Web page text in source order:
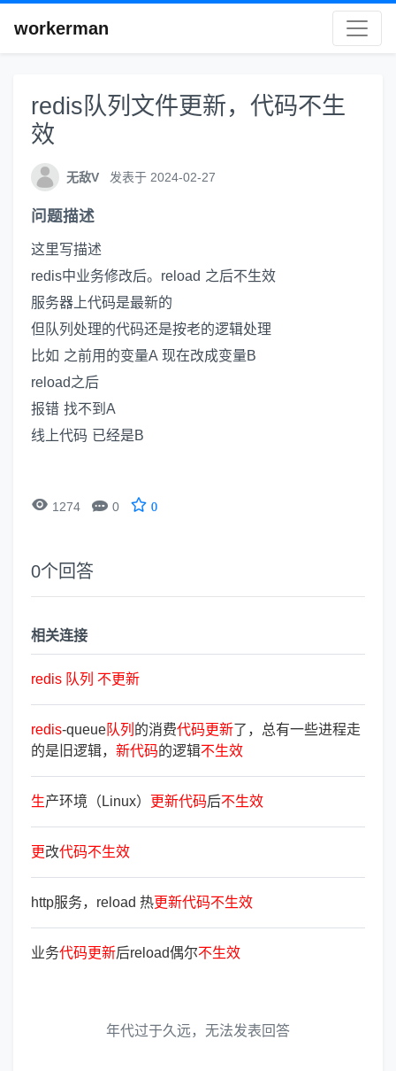
workerman
redis队列文件更新，代码不生
效
无敌V 发表于 2024-02-27
问题描述
这里写描述
redis中业务修改后。reload 之后不生效
服务器上代码是最新的
但队列处理的代码还是按老的逻辑处理
比如 之前用的变量A 现在改成变量B
reload之后
报错 找不到A
线上代码 已经是B
 1274  0 0
0个回答
相关连接
redis 队列 不更新
redis-queue队列 的消费代码更新了，总有一些进程走
的是旧逻辑， 新代码的逻辑不生效
生产环境（Linux） 更新代码后不生效
更改代码不生效
http服务，reload 热更新代码不生效
业务代码更新后reload偶尔不生效
年代过于久远，无法发表回答